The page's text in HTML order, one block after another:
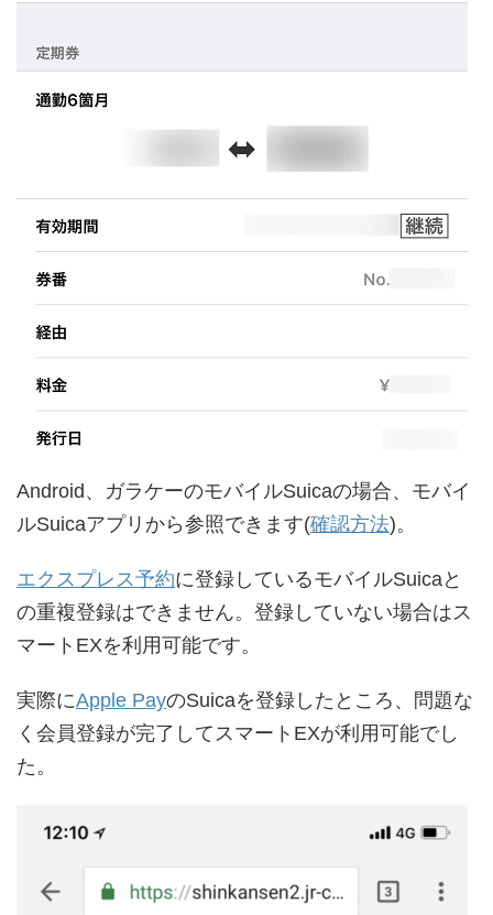
Android、ガラケーのモバイルSuicaの場合、モバイ
ルSuicaアプリから参照できます(確認方法)。
エクスプレス予約に登録しているモバイルSuicaと
の重複登録はできません。登録していない場合はス
マートEXを利用可能です。
実際にApple PayのSuicaを登録したところ、問題な
く会員登録が完了してスマートEXが利用可能でし
た。